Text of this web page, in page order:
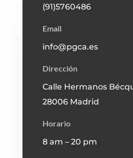
(91)5760486
Email
info@pgca.es
Dirección
Calle Hermanos
28006 Madrid
Horario
8 am – 20 pm